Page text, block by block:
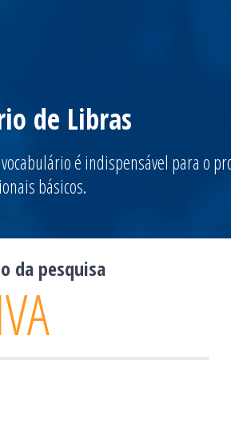
de Libras
é indispensável para o
básicos.
da pesquisa